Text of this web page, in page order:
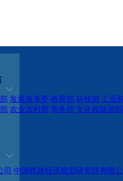
发展改革委 教育部 科技部 工业
农业农村部 商务部 文化和旅游部
司 中国铁路经济规划研究院有限